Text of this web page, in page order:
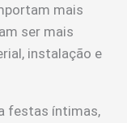
mais
ser mais
instalação e
festas íntimas,